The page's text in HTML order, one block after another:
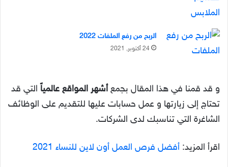
الربح من رفع الملفات 2022
24 أكتوبر, 2021
و قد قمنا في هذا المقال بجمع أشهر المواقع عالمياً التي قد
تحتاج إلى زيارتها و عمل حسابات عليها للتقديم على الوظائف
الشاغرة التي تناسبك لدى الشركات.
اقرأ المزيد: أفضل فرص العمل أون لاين للنساء 2021